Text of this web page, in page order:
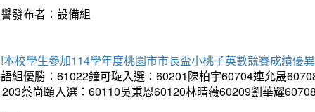
發布者：設備組
本校學生參加114學年度桃園市市長盃小桃子英數競賽成績優
組優勝：61022鐘可琁入選：60201陳柏宇60704連允晟
蔡尚頤入選：60110吳秉恩60120林晴薇60209劉華耀